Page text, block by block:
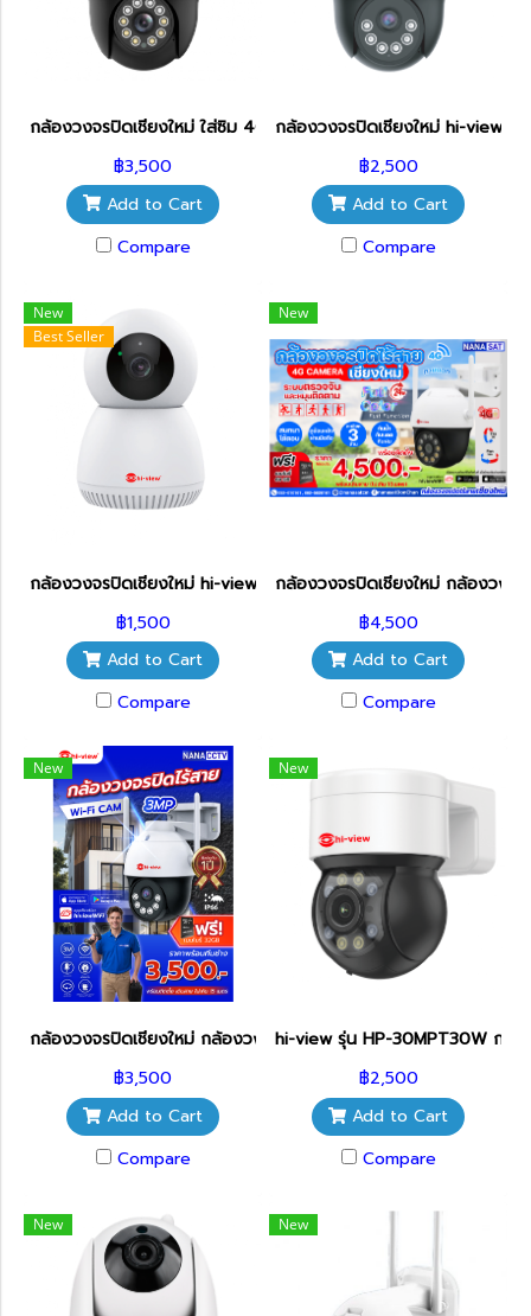
กล้องวงจรปิดเชียงใหม่ ใส่ซิม 4G hi-view รุ่น HW-33MPT302-4G ก
฿3,500
Add to Cart
Compare
กล้องวงจรปิดเชียงใหม่ hi-view รุ่
฿2,500
Add to Cart
Compare
New
Best Seller
กล้องวงจรปิดเชียงใหม่ hi-view รุ่น HW-33ROBOT30W กล้องวงจร
฿1,500
Add to Cart
Compare
New
กล้องวงจรปิดเชียงใหม่ กล้องวงจ
฿4,500
Add to Cart
Compare
New
กล้องวงจรปิดเชียงใหม่ กล้องวงจรปิดไร้สาย ภายนอก พร้อมติดตั้ง
฿3,500
Add to Cart
Compare
New
hi-view รุ่น HP-30MPT30W กล้อ
฿2,500
Add to Cart
Compare
New New